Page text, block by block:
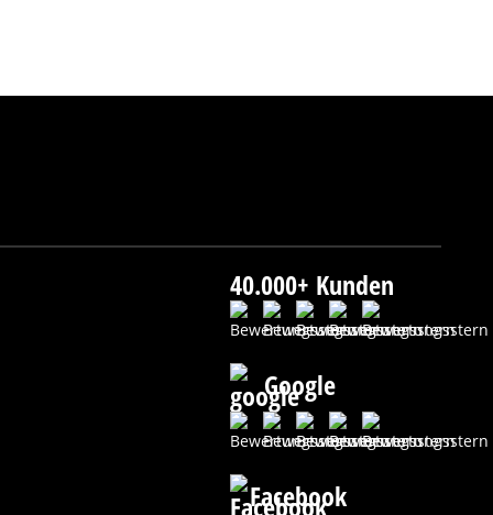
40.000+ Kunden
Google
Facebook